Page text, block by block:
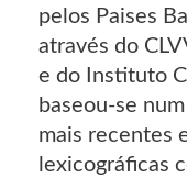
pelos Paises
através do
e do Instituto
baseou-se
mais recentes
lexicográficas